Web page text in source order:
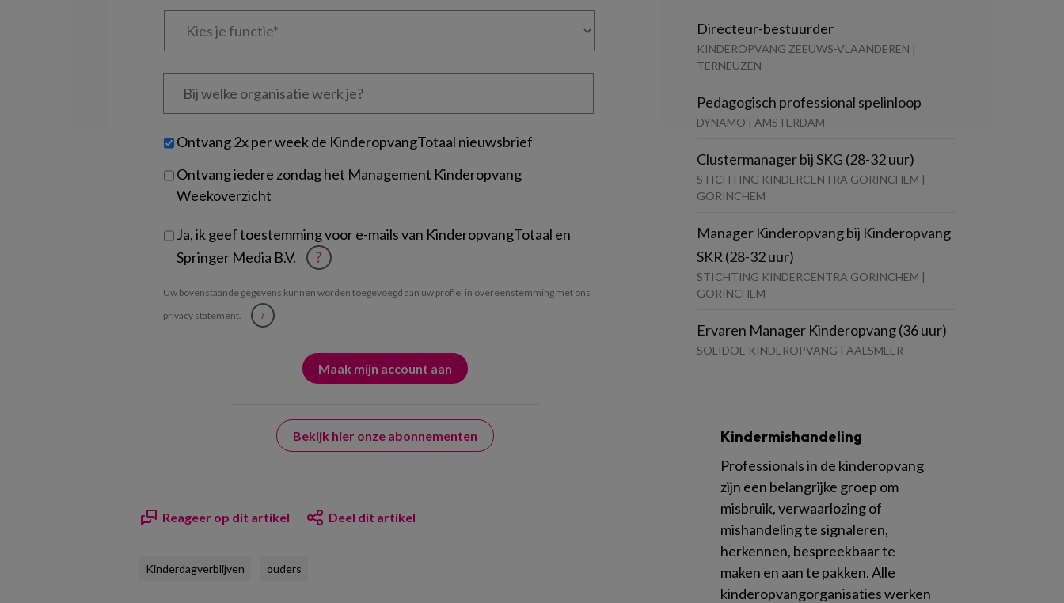
Kies
Bij
welke
je?
Untitled
Ontvang 2x per week de KinderopvangTotaal nieuwsbrief
Ontvang iedere zondag het Management Kinderopvang
Weekoverzicht
Ja, ik geef toestemming voor e-mails van KinderopvangTotaal en
Springer Media B.V.
?
Uw bovenstaande gegevens kunnen worden toegevoegd aan uw profiel in overeenstemming met ons
privacy statement. ?
Bekijk hier onze abonnementen
Reageer op dit artikel Deel dit artikel
Kinderdagverblijven ouders
Directeur-bestuurder
KINDEROPVANG ZEEUWS-VLAANDEREN |
TERNEUZEN
Pedagogisch professional spelinloop
DYNAMO | AMSTERDAM
Clustermanager bij SKG (28-32 uur)
STICHTING KINDERCENTRA GORINCHEM |
GORINCHEM
Manager Kinderopvang bij Kinderopvang
SKR (28-32 uur)
STICHTING KINDERCENTRA GORINCHEM |
GORINCHEM
Ervaren Manager Kinderopvang (36 uur)
SOLIDOE KINDEROPVANG | AALSMEER
Kindermishandeling
Professionals in de kinderopvang
zijn een belangrijke groep om
misbruik, verwaarlozing of
mishandeling te signaleren,
herkennen, bespreekbaar te
maken en aan te pakken. Alle
kinderopvangorganisaties werken